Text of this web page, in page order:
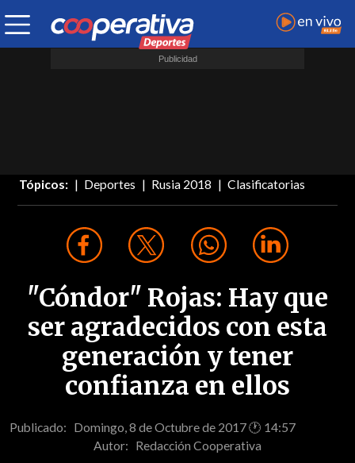
Tópicos: Deportes Rusia 2018 Clasificatorias
"Cóndor" Rojas: Hay que
ser agradecidos con esta
generación y tener
confianza en ellos
Publicado: Domingo, 8 de Octubre de 2017 🕐 14:57
Autor: Redacción Cooperativa